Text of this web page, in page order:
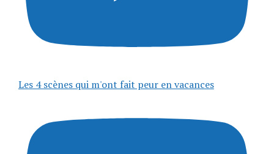
Les 4 scènes qui m'ont fait peur en vacances